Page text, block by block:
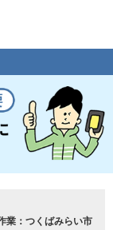
業：つくばみらい市
ちら